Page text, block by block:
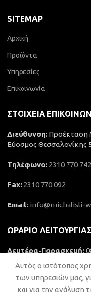
SITEMAP
Αρχική
Προϊόντα
Υπηρεσίες
Επικοινωνία
ΣΤΟΙΧΕΊΑ
Διεύθυνση: Προέκταση
Εύοσμος Θεσσαλονίκης
Τηλέφωνο: 2310 770 742
Fax: 2310 770 092
Email: info@michalisli-
ΩΡΆΡΙΟ ΛΕΙΤΟΥΡΓΊΑΣ
Δευτέρα-Παρασκευή:
Σάββατο: Κλειστό
Αυτός ο ιστότοπος
των υπηρεσιών μας,
και για την ανάλυση